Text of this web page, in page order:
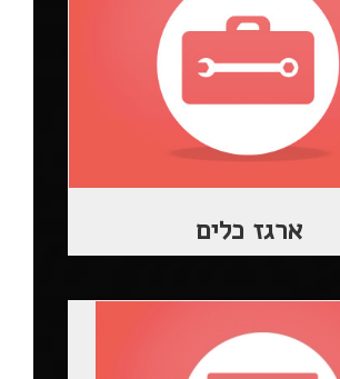
ארגז כלים